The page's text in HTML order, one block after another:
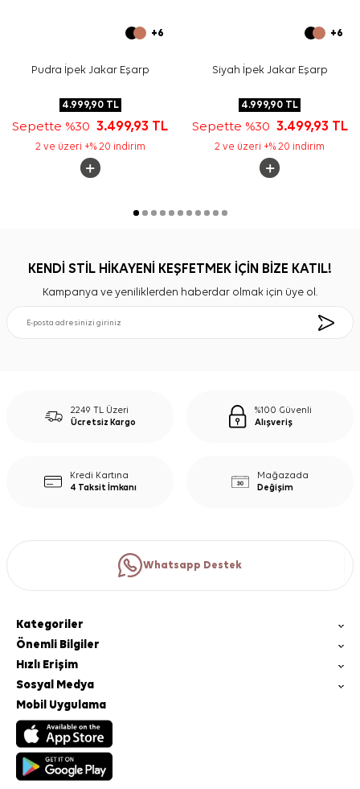
+6
Pudra İpek Jakar Eşarp
4.999,90TL
Sepette %303.499,93 TL
2 ve üzeri +% 20 indirim
+6
Siyah İpek Jakar Eşarp
4.999,90 TL
Sepette %30 3.499,93 TL
2 ve üzeri +% 20 indirim
KENDİ STİL HİKAYENİ KEŞFETMEK İÇİN BİZE KATIL!
Kampanya ve yeniliklerden haberdar olmak için üye ol.
2249 TL Üzeri
Ücretsiz Kargo
%100 Güvenli
Alışveriş
Kredi Kartına
4 Taksit İmkanı
Mağazada
Değişim
Whatsapp Destek
Kategoriler
Önemli Bilgiler
Hızlı Erişim
Sosyal Medya
Mobil Uygulama